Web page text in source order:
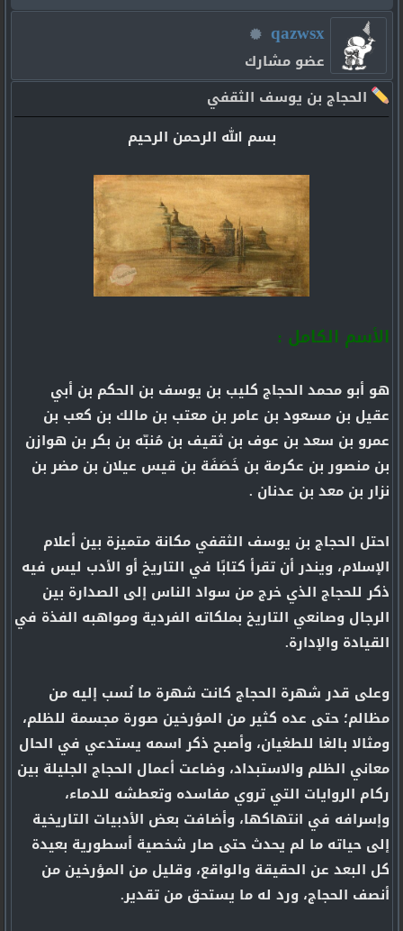
qazwsx
عضو مشارك
الحجاج بن يوسف الثقفي
بسم الله الرحمن الرحيم
الأسم الكامل :
هو أبو محمد الحجاج كليب بن يوسف بن الحكم بن أبي
عقيل بن مسعود بن عامر بن معتب بن مالك بن كعب بن
عمرو بن سعد بن عوف بن ثقيف بن مُنبّه بن بكر بن هوازن
بن منصور بن عكرمة بن خَصَفَة بن قيس عيلان بن مضر بن
نزار بن معد بن عدنان .
احتل الحجاج بن يوسف الثقفي مكانة متميزة بين أعلام
الإسلام، ويندر أن تقرأ كتابًا في التاريخ أو الأدب ليس فيه
ذكر للحجاج الذي خرج من سواد الناس إلى الصدارة بين
الرجال وصانعي التاريخ بملكاته الفردية ومواهبه الفذة في
القيادة والإدارة.
وعلى قدر شهرة الحجاج كانت شهرة ما نُسب إليه من
مظالم؛ حتى عده كثير من المؤرخين صورة مجسمة للظلم،
ومثالا بالغا للطغيان، وأصبح ذكر اسمه يستدعي في الحال
معاني الظلم والاستبداد، وضاعت أعمال الحجاج الجليلة بين
ركام الروايات التي تروي مفاسده وتعطشه للدماء،
وإسرافه في انتهاكها، وأضافت بعض الأدبيات التاريخية
إلى حياته ما لم يحدث حتى صار شخصية أسطورية بعيدة
كل البعد عن الحقيقة والواقع، وقليل من المؤرخين من
أنصف الحجاج، ورد له ما يستحق من تقدير.